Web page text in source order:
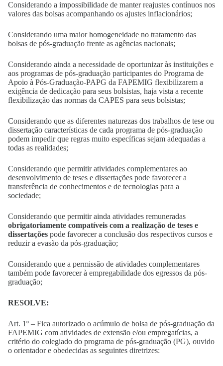
Considerando a impossibilidade de manter reajustes contínuos nos
valores das bolsas acompanhando os ajustes inflacionários;
Considerando uma maior homogeneidade no tratamento das
bolsas de pós-graduação frente as agências nacionais;
Considerando ainda a necessidade de oportunizar às instituições e
aos programas de pós-graduação participantes do Programa de
Apoio à Pós-Graduação-PAPG da FAPEMIG flexibilizarem a
exigência de dedicação para seus bolsistas, haja vista a recente
flexibilização das normas da CAPES para seus bolsistas;
Considerando que as diferentes naturezas dos trabalhos de tese ou
dissertação características de cada programa de pós-graduação
podem impedir que regras muito específicas sejam adequadas a
todas as realidades;
Considerando que permitir atividades complementares ao
desenvolvimento de teses e dissertações pode favorecer a
transferência de conhecimentos e de tecnologias para a
sociedade;
Considerando que permitir ainda atividades remuneradas
obrigatoriamente compatíveis com a realização de teses e
dissertações pode favorecer a conclusão dos respectivos cursos e
reduzir a evasão da pós-graduação;
Considerando que a permissão de atividades complementares
também pode favorecer à empregabilidade dos egressos da pós-
graduação;
RESOLVE:
Art. 1º – Fica autorizado o acúmulo de bolsa de pós-graduação da
FAPEMIG com atividades de extensão e/ou empregatícias, a
critério do colegiado do programa de pós-graduação (PG), ouvido
o orientador e obedecidas as seguintes diretrizes: